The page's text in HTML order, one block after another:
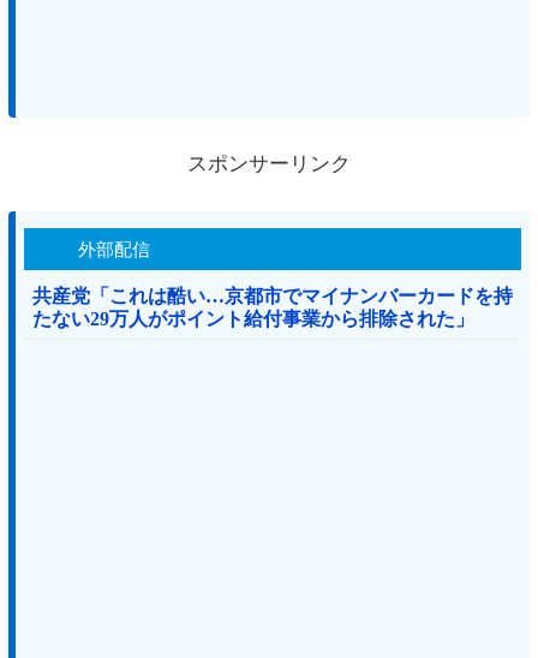
スポンサーリンク
外部配信
共産党「これは酷い…京都市でマイナンバーカードを持
たない29万人がポイント給付事業から排除された」